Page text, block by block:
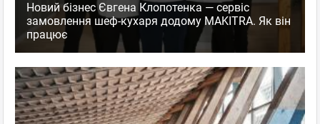
Новий бізнес Євгена Клопотенка — сервіс
замовлення шеф-кухаря додому MAKITRA. Як він
працює